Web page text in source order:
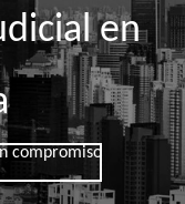
en
compromiso